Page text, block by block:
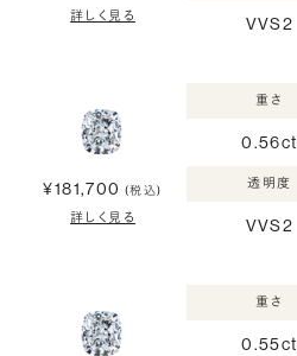
詳しく見る VVS2
¥181,700 (税込)
詳しく見る
重さ
0.56ct
透明度
VVS2
重さ
0.55ct